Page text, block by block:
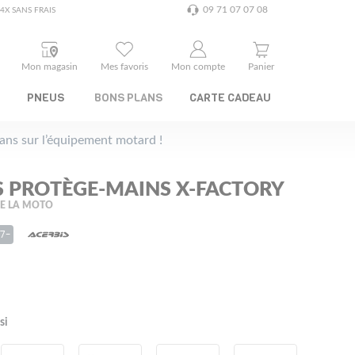
SANS FRAIS 09 71 07 07 08
Mon magasin Mes favoris Mon compte Panier
PNEUS BONS PLANS CARTE CADEAU
sur l’équipement motard !
PROTÈGE-MAINS X-FACTORY
LA MOTO